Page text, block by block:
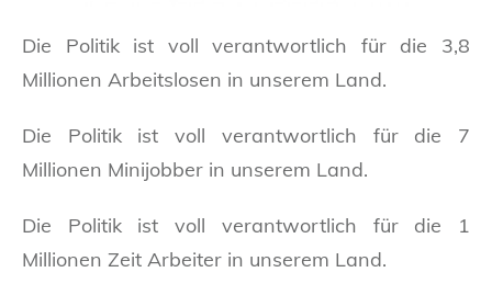
Die Politik ist voll verantwortlich für die 3,8
Millionen Arbeitslosen in unserem Land.
Die Politik ist voll verantwortlich für die 7
Millionen Minijobber in unserem Land.
Die Politik ist voll verantwortlich für die 1
Millionen Zeit Arbeiter in unserem Land.